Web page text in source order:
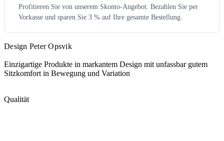
Profitieren Sie von unserem Skonto-Angebot. Bezahlen Sie per
Vorkasse und sparen Sie 3 % auf Ihre gesamte Bestellung.
Design Peter Opsvik
Einzigartige Produkte in markantem Design mit unfassbar gutem
Sitzkomfort in Bewegung und Variation
Qualität